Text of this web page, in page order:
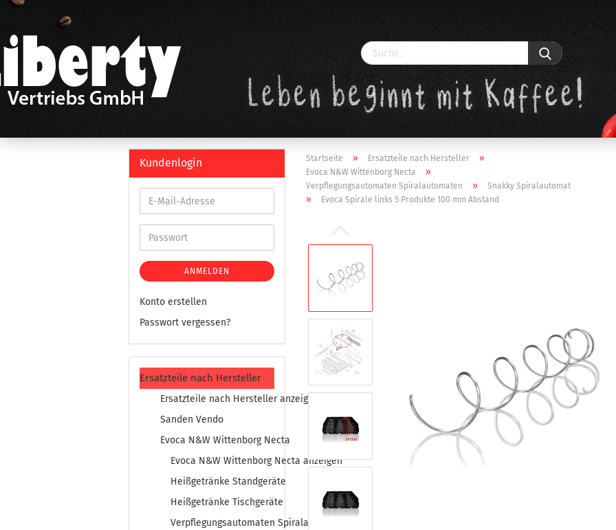
Startseite » Ersatzteile nach Hersteller »
Evoca N&W Wittenborg Necta »
Verpflegungsautomaten Spiralautomaten » Snakky Spiralautomat
» Evoca Spirale links 5 Produkte 100 mm Abstand
Kundenlogin
ANMELDEN
Konto erstellen
Passwort vergessen?
Ersatzteile nach Hersteller
Ersatzteile nach Hersteller anzeigen
Sanden Vendo
Evoca N&W Wittenborg Necta
Evoca N&W Wittenborg Necta anzeigen
Heißgetränke Standgeräte
Heißgetränke Tischgeräte
Verpflegungsautomaten Spiralautomaten